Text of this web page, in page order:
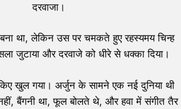
दरवाजा।
था, लेकिन उस पर चमकते हुए रहस्यमय चिन्ह
जुटाया और दरवाजे को धीरे से धक्का दिया।
खुल गया। अर्जुन के सामने एक नई दुनिया थी
बैंगनी था, फूल बोलते थे, और हवा में संगीत तैर